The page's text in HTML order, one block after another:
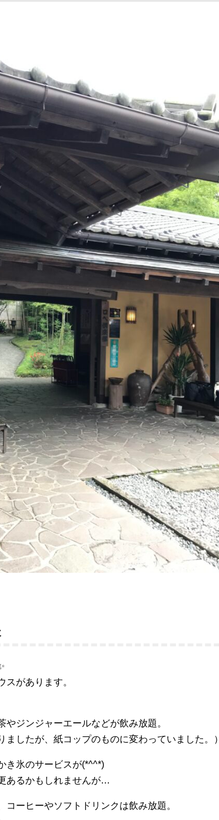
があります。
ジンジャーエールなどが飲み放題。
ましたが、紙コップのものに変わっていました。）
き氷のサービスが(*^^*)
あるかもしれませんが…
ーヒーやソフトドリンクは飲み放題。